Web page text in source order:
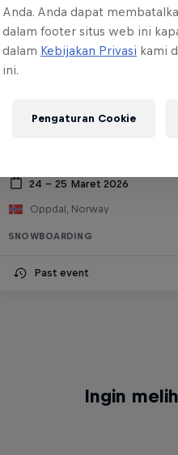
24 – 25 Maret 2026
Oppdal, Norway
SNOWBOARDING
Past event
Ingin
Anda. Anda dapat
dalam footer situs web ini
dalam Kebijakan Privasi kami
ini.
Pengaturan Cookie